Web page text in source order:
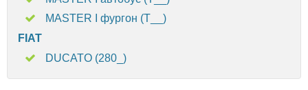
MASTER I фургон (T__)
FIAT
DUCATO (280_)